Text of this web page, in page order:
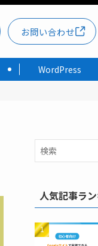
WordPress
お問い合わせ
人気記事ラ